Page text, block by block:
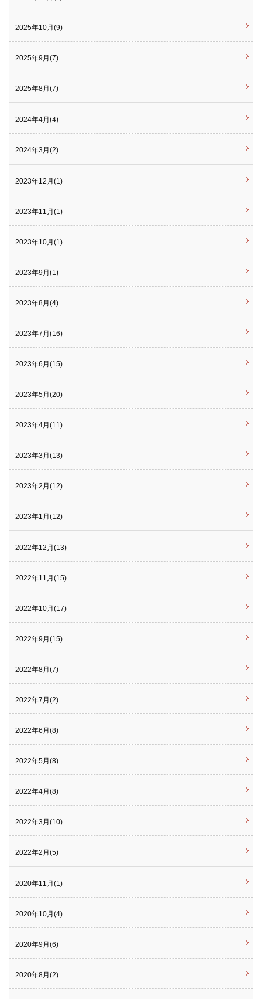
2025年10月(9)
2025年9月(7)
2025年8月(7)
2024年4月(4)
2024年3月(2)
2023年12月(1)
2023年11月(1)
2023年10月(1)
2023年9月(1)
2023年8月(4)
2023年7月(16)
2023年6月(15)
2023年5月(20)
2023年4月(11)
2023年3月(13)
2023年2月(12)
2023年1月(12)
2022年12月(13)
2022年11月(15)
2022年10月(17)
2022年9月(15)
2022年8月(7)
2022年7月(2)
2022年6月(8)
2022年5月(8)
2022年4月(8)
2022年3月(10)
2022年2月(5)
2020年11月(1)
2020年10月(4)
2020年9月(6)
2020年8月(2)